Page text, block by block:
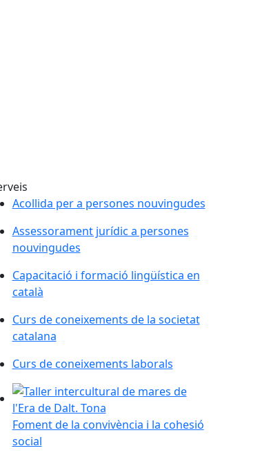
Acollida per a persones nouvingudes
Assessorament jurídic a persones
nouvingudes
Capacitació i formació lingüística en
català
Curs de coneixements de la societat
catalana
Curs de coneixements laborals
Foment de la convivència i la cohesió social
Foment de la convivència i la cohesió
social